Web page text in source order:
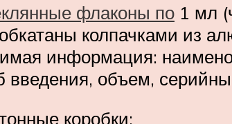
флаконы по 1 мл
колпачками из
информация:
объем,
коробки: